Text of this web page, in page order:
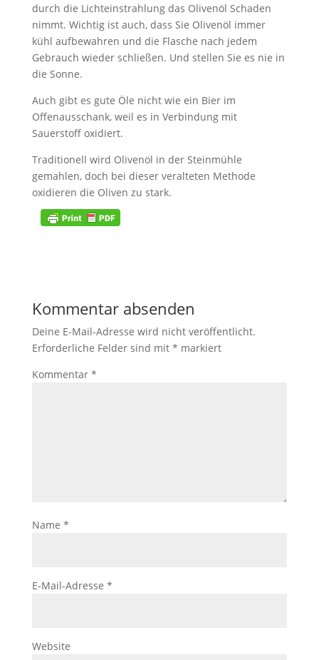
durch die Lichteinstrahlung das Olivenöl Schaden
nimmt. Wichtig ist auch, dass Sie Olivenöl immer
kühl aufbewahren und die Flasche nach jedem
Gebrauch wieder schließen. Und stellen Sie es nie in
die Sonne.
Auch gibt es gute Öle nicht wie ein Bier im
Offenausschank, weil es in Verbindung mit
Sauerstoff oxidiert.
Traditionell wird Olivenöl in der Steinmühle
gemahlen, doch bei dieser veralteten Methode
oxidieren die Oliven zu stark.
Kommentar absenden
Deine E-Mail-Adresse wird nicht veröffentlicht.
Erforderliche Felder sind mit * markiert
Kommentar *
Name *
E-Mail-Adresse *
Website